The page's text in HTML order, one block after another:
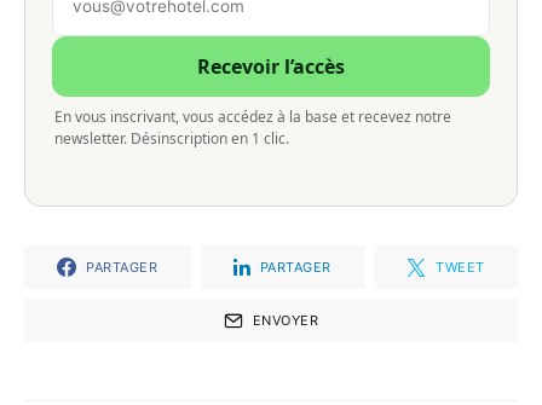
Recevoir l’accès
En vous inscrivant, vous accédez à la base et recevez notre
newsletter. Désinscription en 1 clic.
PARTAGER PARTAGER TWEET
ENVOYER